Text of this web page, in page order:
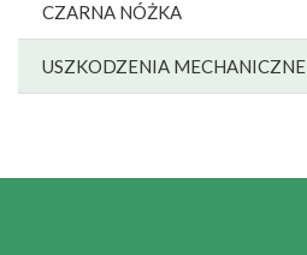
CZARNA NÓŻKA
USZKODZENIA MECHANICZNE